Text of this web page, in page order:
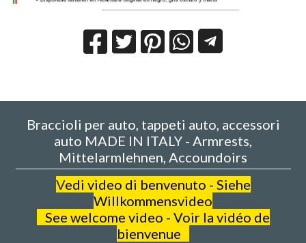
Braccioli per auto, tappeti auto, accessori
auto MADE IN ITALY - Armrests,
Mittelarmlehnen, Accoundoirs
Vedi video di benvenuto - Siehe
Willkommensvideo
See welcome video - Voir la vidéo de
bienvenue